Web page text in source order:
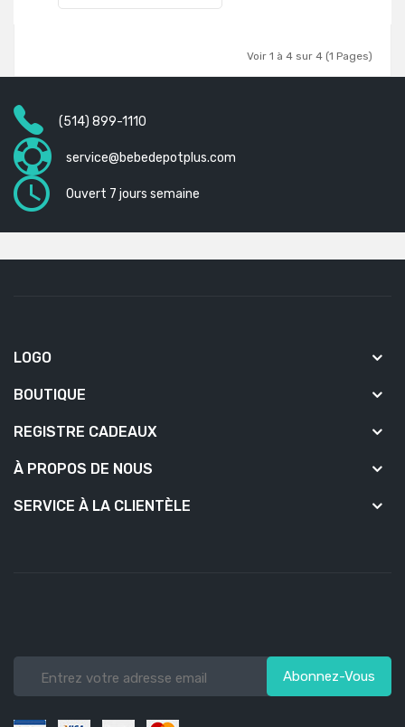
Voir 1 à 4 sur 4 (1 Pages)
(514) 899-1110
service@bebedepotplus.com
Ouvert 7 jours semaine
LOGO
BOUTIQUE
REGISTRE CADEAUX
À PROPOS DE NOUS
SERVICE À LA CLIENTÈLE
Abonnez-Vous